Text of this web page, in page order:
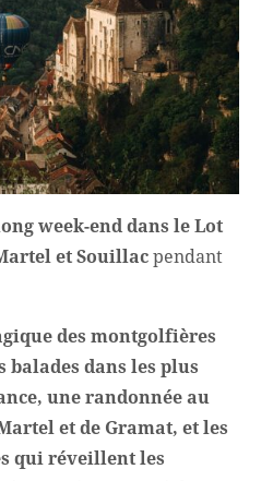
week-end dans le Lot
et Souillac pendant
des montgolfières
balades dans les plus
une randonnée au
et de Gramat, et les
qui réveillent les